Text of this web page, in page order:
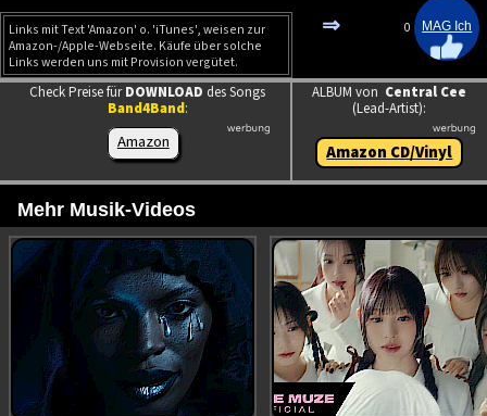
Links mit Text 'Amazon' o. 'iTunes', weisen zur
Amazon-/Apple-Webseite. Käufe über solche
Links werden uns mit Provision vergütet.
⇒ 0
Check Preise fürDOWNLOAD des Songs
Band4Band:
Amazon
ALBUM von Central Cee
(Lead-Artist):
Amazon CD/Vinyl
Mehr Musik-Videos